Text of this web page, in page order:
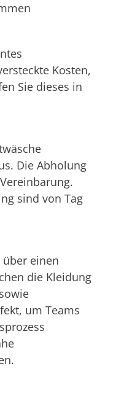
Kosten,
Sie dieses in
Die Abholung
sind von Tag
über einen
die Kleidung
um Teams